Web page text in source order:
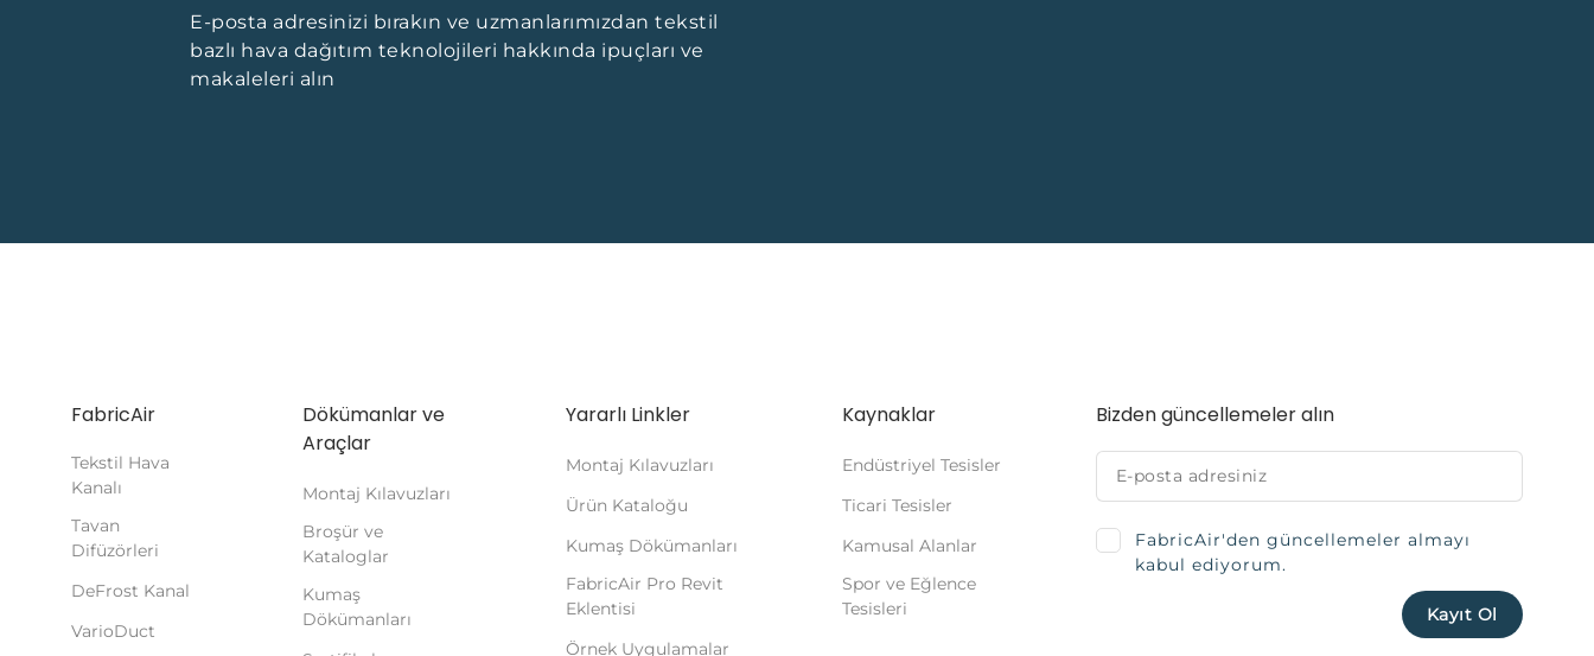
E-posta adresinizi bırakın ve uzmanlarımızdan tekstil
bazlı hava dağıtım teknolojileri hakkında ipuçları ve
makaleleri alın
FabricAir
Tekstil Hava
Kanalı
Tavan
Difüzörleri
DeFrost Kanal
VarioDuct
Dökümanlar ve
Araçlar
Montaj Kılavuzları
Broşür ve
Kataloglar
Kumaş
Dökümanları
Yararlı Linkler
Montaj Kılavuzları
Ürün Kataloğu
Kumaş Dökümanları
FabricAir Pro Revit
Eklentisi
Örnek Uygulamalar
Kaynaklar
Endüstriyel Tesisler
Ticari Tesisler
Kamusal Alanlar
Spor ve Eğlence
Tesisleri
Bizden güncellemeler alın
FabricAir'den güncellemeler almayı
kabul ediyorum.